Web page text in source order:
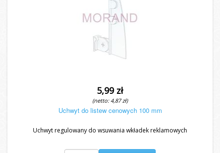
5,99 zł
(netto: 4,87 zł)
Uchwyt do listew cenowych 100 mm
Uchwyt regulowany do wsuwania wkładek reklamowych